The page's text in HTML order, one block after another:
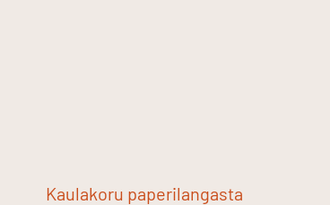
Kaulakoru paperilangasta